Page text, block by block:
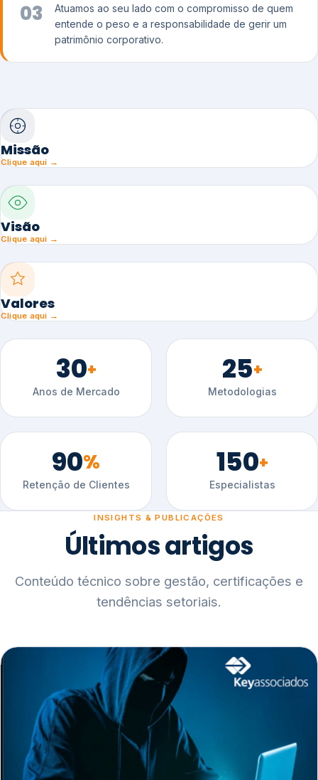
03
Atuamos ao seu lado com o compromisso de quem
entende o peso e a responsabilidade de gerir um
patrimônio corporativo.
Missão
Clique aqui →
Visão
Clique aqui →
Valores
Clique aqui →
30+
Anos de Mercado
25+
Metodologias
90%
Retenção de Clientes
150+
Especialistas
INSIGHTS & PUBLICAÇÕES
Últimos artigos
Conteúdo técnico sobre gestão, certificações e
tendências setoriais.